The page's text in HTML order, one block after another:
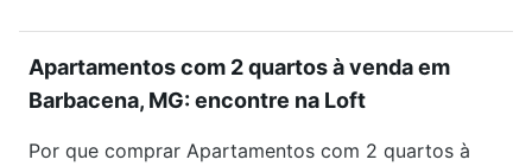
Apartamentos com 2 quartos à venda em
Barbacena, MG: encontre na Loft
Por que comprar Apartamentos com 2 quartos à